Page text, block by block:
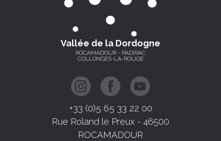
Vallée de la Dordogne
ROCAMADOUR - PADIRAC
COLLONGES-LA-ROUGE
+33 (0)5 65 33 22 00
Rue Roland le Preux - 46500
ROCAMADOUR